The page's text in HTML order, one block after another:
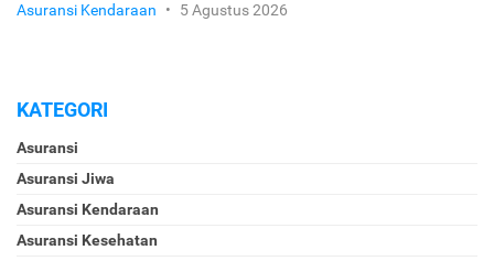
Asuransi Kendaraan • 5 Agustus 2026
KATEGORI
Asuransi
Asuransi Jiwa
Asuransi Kendaraan
Asuransi Kesehatan